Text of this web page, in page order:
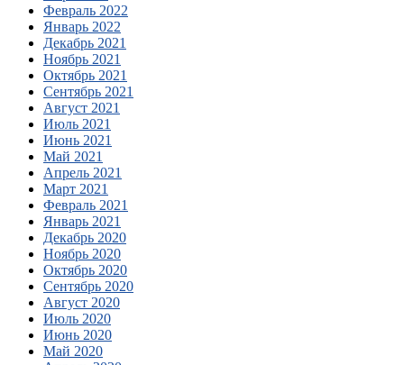
Февраль 2022
Январь 2022
Декабрь 2021
Ноябрь 2021
Октябрь 2021
Сентябрь 2021
Август 2021
Июль 2021
Июнь 2021
Май 2021
Апрель 2021
Март 2021
Февраль 2021
Январь 2021
Декабрь 2020
Ноябрь 2020
Октябрь 2020
Сентябрь 2020
Август 2020
Июль 2020
Июнь 2020
Май 2020